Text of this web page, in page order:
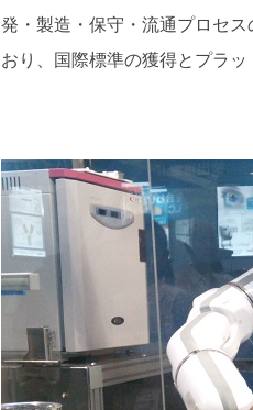
発・製造・保守・流通プロセ
おり、国際標準の獲得とプラ